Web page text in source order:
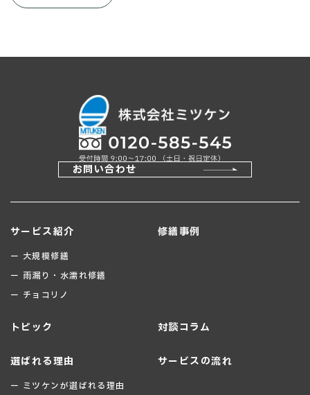
お問い合わせ
サービス紹介
ー 大規模修繕
ー 雨漏り・水濡れ修繕
ー チョコリノ
修繕事例
トピック 対談コラム
選ばれる理由
ー ミツケンが選ばれる理由
サービスの流れ